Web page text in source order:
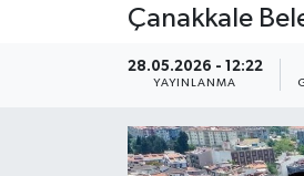
Çanakkale
28.05.2026 - 12:22
YAYINLANMA